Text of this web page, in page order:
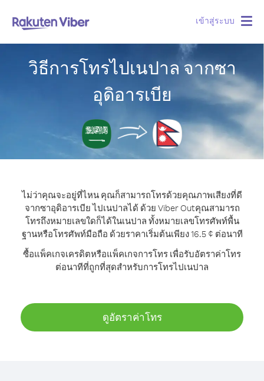
เข้าสู่ระบบ
วิธีการโทรไปเนปาล จากซา
อุดิอารเบีย
ไม่ว่าคุณจะอยู่ที่ไหน คุณก็สามารถโทรด้วยคุณภาพเสียงที่ดี
จากซาอุดิอารเบีย ไปเนปาลได้ ด้วย Viber Outคุณสามารถ
โทรถึงหมายเลขใดก็ได้ในเนปาล ทั้งหมายเลขโทรศัพท์พื้น
ฐานหรือโทรศัพท์มือถือ ด้วยราคาเริ่มต้นเพียง 16.5 ¢ ต่อนาที
ซื้อแพ็คเกจเครดิตหรือแพ็คเกจการโทร เพื่อรับอัตราค่าโทร
ต่อนาทีที่ถูกที่สุดสำหรับการโทรไปเนปาล
ดูอัตราค่าโทร